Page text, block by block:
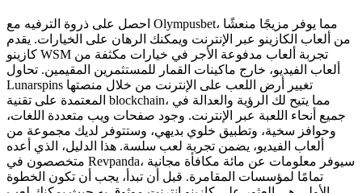
احصل على ذروة الترفيه مع Olympusbet، مما يوفر مزيجًا منعشًا
من ألعاب الكازينو عبر الإنترنت ويمكنك الرهان على الخيارات. يقدم
كازينو WSM تجربة ألعاب مدفوعة الأجر في خيارات مكثفة من
ألعاب الفيديو، خارج ماكينات القمار للمستثمرين المقيمين. تحاول
Lunarspins تغيير أرض اللعب على الإنترنت من خلال منصتها
المعتمدة على تقنية blockchain، مما يتيح لك الرؤية والعدالة في
جميع أنحاء اللعبة عبر الإنترنت. وجود صفحات ويب متعددة اللغات،
وحوافز سخية، وتطبيق خلوي بديهي، وستتوفر لديك مجموعة من
ألعاب الفيديو، يضمن تجربة لعب سلسة. هذا الدليل، الذي أعده
متخصصون في Revpanda، سيوفر معلومات عن مائة مكافأة مجانية
تمامًا لمؤسسات المقامرة. قبل أن تبدأ، يجب أن تكون الخطوة